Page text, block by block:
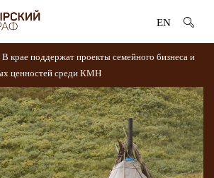
EN
В крае поддержат проекты семейного бизнеса и
ценностей среди КМН